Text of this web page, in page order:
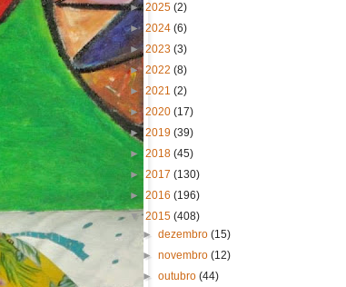
►2025 (2)
►2024 (6)
►2023 (3)
►2022 (8)
► 2021 (2)
►2020 (17)
► 2019 (39)
► 2018 (45)
► 2017 (130)
► 2016 (196)
▼2015 (408)
►dezembro(15)
►novembro(12)
►outubro(44)